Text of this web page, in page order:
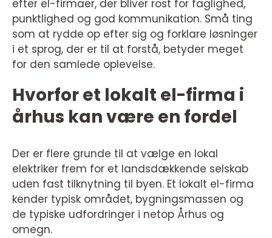
efter el-firmaer, der bliver rost for faglighed,
punktlighed og god kommunikation. Små ting
som at rydde op efter sig og forklare løsninger
i et sprog, der er til at forstå, betyder meget
for den samlede oplevelse.
Hvorfor et lokalt el-firma i
århus kan være en fordel
Der er flere grunde til at vælge en lokal
elektriker frem for et landsdækkende selskab
uden fast tilknytning til byen. Et lokalt el-firma
kender typisk området, bygningsmassen og
de typiske udfordringer i netop Århus og
omegn.